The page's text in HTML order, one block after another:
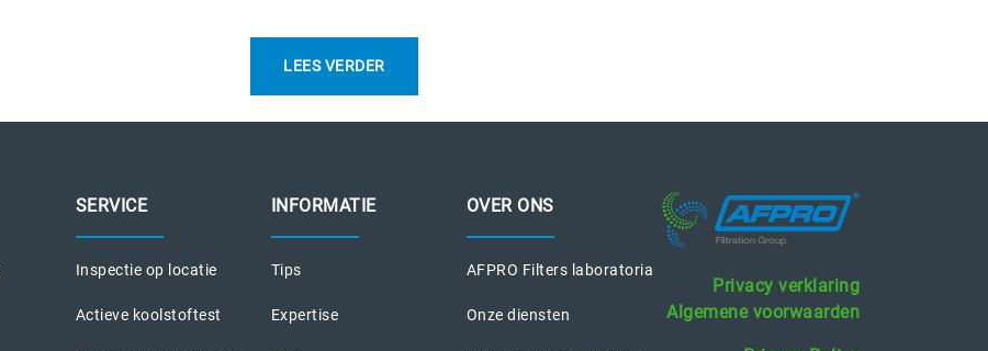
LEES VERDER
SERVICE
Inspectie op locatie
Actieve koolstoftest
INFORMATIE
Tips
Expertise
OVER ONS
AFPRO Filters laboratoria
Onze diensten
Privacy verklaring
Algemene voorwaarden